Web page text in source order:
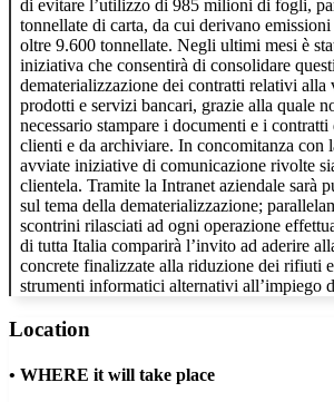
di evitare l’utilizzo di 985 milioni di fogli,
tonnellate di carta, da cui derivano
oltre 9.600 tonnellate. Negli ultimi mesi è
iniziativa che consentirà di consolidare
dematerializzazione dei contratti relativi alla
prodotti e servizi bancari, grazie alla quale
necessario stampare i documenti e i contratti
clienti e da archiviare. In concomitanza con
avviate iniziative di comunicazione rivolte
clientela. Tramite la Intranet aziendale sarà
sul tema della dematerializzazione;
scontrini rilasciati ad ogni operazione
di tutta Italia comparirà l’invito ad aderire
concrete finalizzate alla riduzione dei rifiuti
strumenti informatici alternativi all’impiego
Location
• WHERE it will take place